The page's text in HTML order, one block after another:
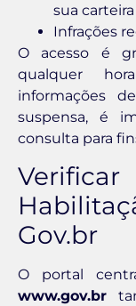
sua carteira
Infrações
O acesso é
qualquer
informações
suspensa, é
consulta para
Gov.br
O portal
www.gov.br